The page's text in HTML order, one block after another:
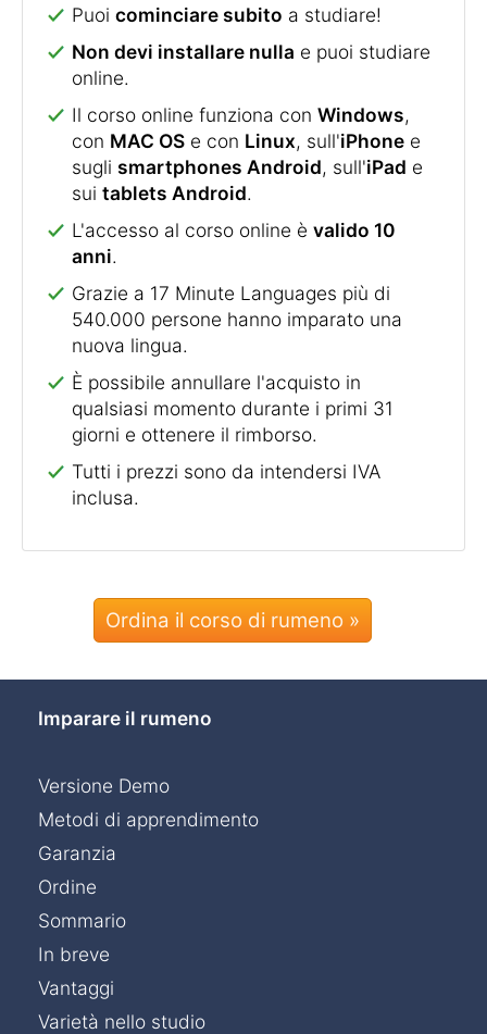
Puoi cominciare subito a studiare!
Non devi installare nulla e puoi studiare
online.
Il corso online funziona con Windows,
con MAC OS e con Linux, sull'iPhone e
sugli smartphones Android, sull'iPad e
sui tablets Android.
L'accesso al corso online è valido 10
anni.
Grazie a 17 Minute Languages più di
540.000 persone hanno imparato una
nuova lingua.
È possibile annullare l'acquisto in
qualsiasi momento durante i primi 31
giorni e ottenere il rimborso.
Tutti i prezzi sono da intendersi IVA
inclusa.
Ordina il corso di rumeno »
Imparare il rumeno
Versione Demo
Metodi di apprendimento
Garanzia
Ordine
Sommario
In breve
Vantaggi
Varietà nello studio